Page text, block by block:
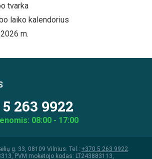
tvarka
laiko kalendorius
m.
263 9922
08:00 - 17:00
g. 33, 08109 Vilnius. Tel.: +370 5 263 9922
PVM mokėtojo kodas: LT243883113,